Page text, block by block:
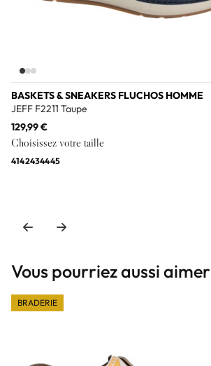
BASKETS & SNEAKERS FLUCHOS HOMME
JEFF F2211 Taupe
129,99 €
Choisissez votre taille
4142434445
Vous pourriez aussi aimer
BRADERIE